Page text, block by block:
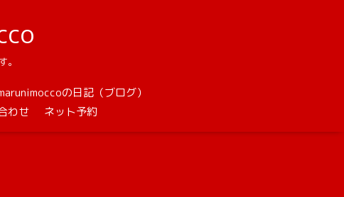
。
の日記（ブログ）
わせ ネット予約